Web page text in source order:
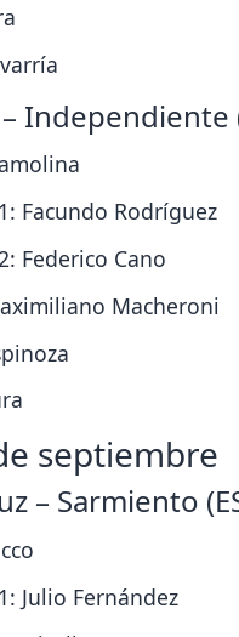
Independiente
Facundo Rodríguez
Federico Cano
Macheroni
septiembre
– Sarmiento
Julio Fernández